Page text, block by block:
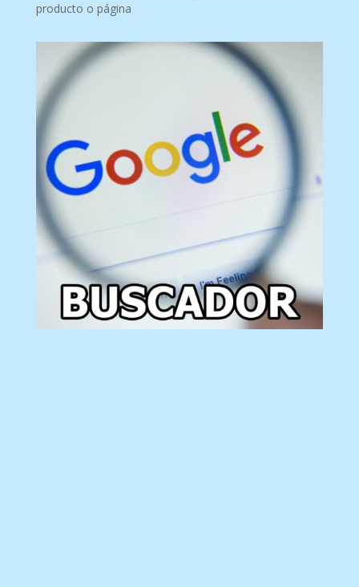
producto o página